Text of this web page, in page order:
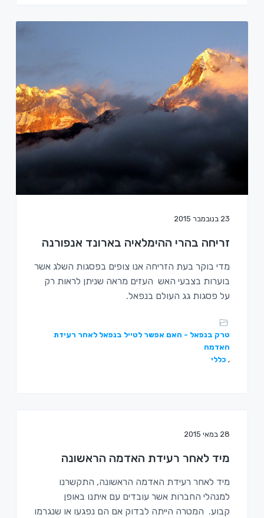
23 בנובמבר 2015
זריחה בהרי ההימלאיה בארונד אנפורנה
מדי בוקר בעת הזריחה אנו צופים בפסגות השלג אשר
בוערות בצבעי האש העזים מראה שניתן לראות רק
על פסגות גג העולם בנפאל.
טרק בנפאל - האם אפשר לטייל בנפאל לאחר רעידת
האדמה
, כללי
28 במאי 2015
מיד לאחר רעידת האדמה הראשונה
מיד לאחר רעידת האדמה הראשונה, התקשרנו
למנהלי החברות אשר עובדים עם איתנו באופן
קבוע. המטרה הייתה לבדוק אם הם נפגעו או שנגרמו